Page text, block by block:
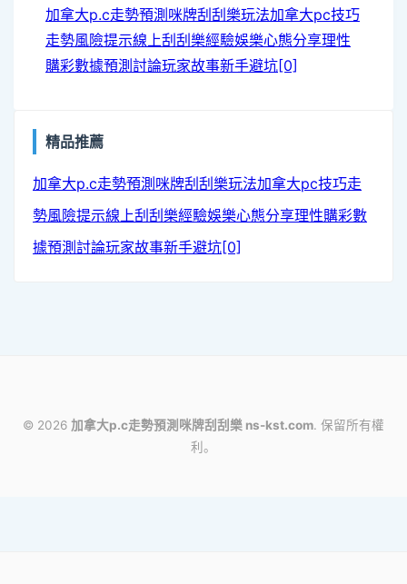
加拿大p.c走勢預測 咪牌刮刮樂玩法加拿大pc技巧
走勢風險提示線上刮刮樂經驗娛樂心態分享理性
購彩數據預測討論玩家故事新手避坑[0]
精品推薦
加拿大p.c走勢預測 咪牌刮刮樂玩法加拿大pc技巧走
勢風險提示線上刮刮樂經驗娛樂心態分享理性購彩數
據預測討論玩家故事新手避坑[0]
analytics
© 2026 加拿大p.c走勢預測咪牌刮刮樂 ns-kst.com. 保留所有權
利。